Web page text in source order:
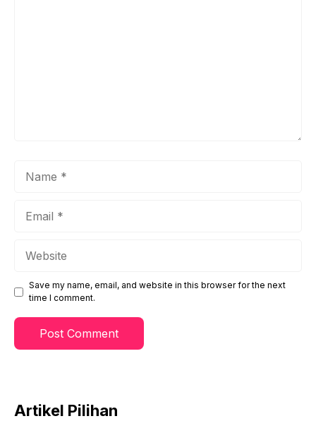
Save my name, email, and website in this browser for the next
time I comment.
Artikel Pilihan